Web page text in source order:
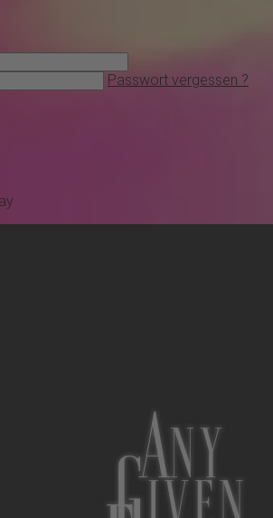
Passwort vergessen ?